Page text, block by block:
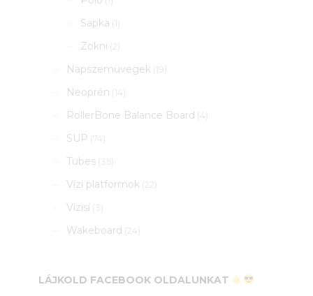
Sapka (1)
Zokni (2)
Napszemüvegek (19)
Neoprén (14)
RollerBone Balance Board (4)
SUP (74)
Tubes (35)
Vízi platformok (22)
Vízisí (3)
Wakeboard (24)
LÁJKOLD FACEBOOK OLDALUNKAT